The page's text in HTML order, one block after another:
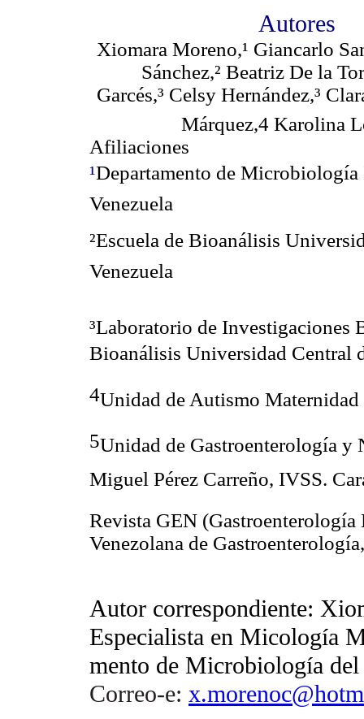
Autores
Xiomara Moreno,¹ Giancarlo
Sánchez,² Beatriz De la
Garcés,³ Celsy Hernández,³
Márquez,4 Karolina
Afiliaciones
¹Departamento de Microbiología
Venezuela
²Escuela de Bioanálisis
Venezuela
³Laboratorio de Investigaciones
Bioanálisis Universidad Central
4Unidad de Autismo Maternidad
5Unidad de Gastroenterología y
Miguel Pérez Carreño, IVSS.
Revista GEN
Venezolana de
Autor correspondiente:
Especialista en Micología
mento de Microbiología
Correo-e: